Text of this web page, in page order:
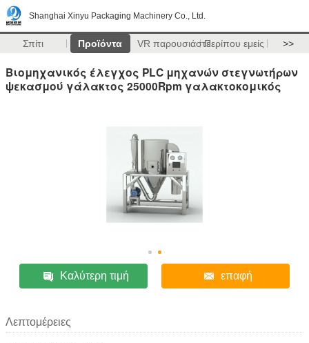
Shanghai Xinyu Packaging Machinery Co., Ltd.
Σπίτι Προϊόντα VR παρουσιάστεΠερίπου εμείς >>
Βιομηχανικός έλεγχος PLC μηχανών στεγνωτήρων
ψεκασμού γάλακτος 25000Rpm γαλακτοκομικός
Καλύτερη τιμή επαφή
Λεπτομέρειες